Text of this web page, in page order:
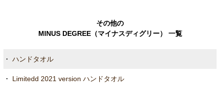
その他の
MINUS DEGREE（マイナスディグリー） 一覧
・ ハンドタオル
・ Limitedd 2021 version ハンドタオル